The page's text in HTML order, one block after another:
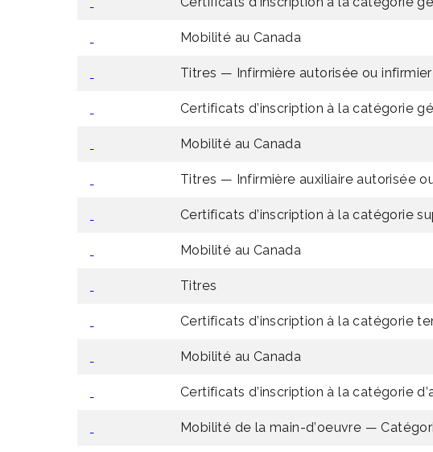
Mobilité au Canada
Titres — Infirmière autorisée ou
Certificats d’inscription à la catégorie
Mobilité au Canada
Titres — Infirmière auxiliaire autorisée
Certificats d’inscription à la catégorie
Mobilité au Canada
Titres
Certificats d’inscription à la catégorie
Mobilité au Canada
Certificats d’inscription à la catégorie
Mobilité de la main-d’oeuvre —